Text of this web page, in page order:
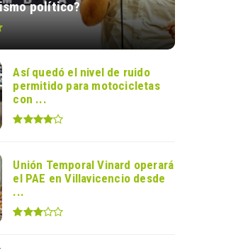
político?
Así quedó el nivel de ruido
permitido para motocicletas
con ...
Unión Temporal Vinard operará
el PAE en Villavicencio desde
...